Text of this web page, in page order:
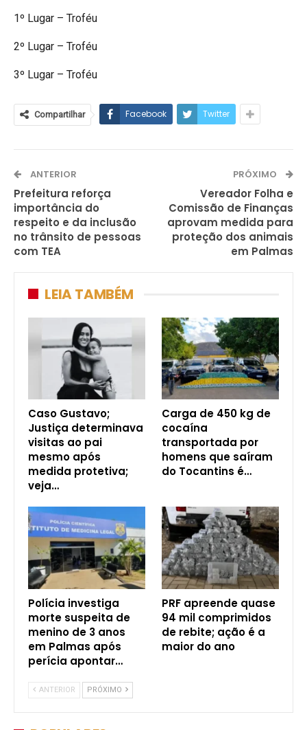
1º Lugar – Troféu
2º Lugar – Troféu
3º Lugar – Troféu
Compartilhar Facebook Twitter
ANTERIOR
Prefeitura reforça
importância do
respeito e da inclusão
no trânsito de pessoas
com TEA
PRÓXIMO
Vereador Folha e
Comissão de Finanças
aprovam medida para
proteção dos animais
em Palmas
LEIA TAMBÉM
Caso Gustavo;
Justiça determinava
visitas ao pai
mesmo após
medida protetiva;
veja…
Carga de 450 kg de
cocaína
transportada por
homens que saíram
do Tocantins é…
Polícia investiga
morte suspeita de
menino de 3 anos
em Palmas após
perícia apontar…
PRF apreende quase
94 mil comprimidos
de rebite; ação é a
maior do ano
ANTERIOR PRÓXIMO